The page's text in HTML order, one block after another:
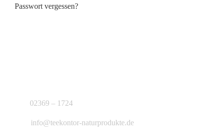
Passwort vergessen?
02369 – 1724
info@teekontor-naturprodukte.de